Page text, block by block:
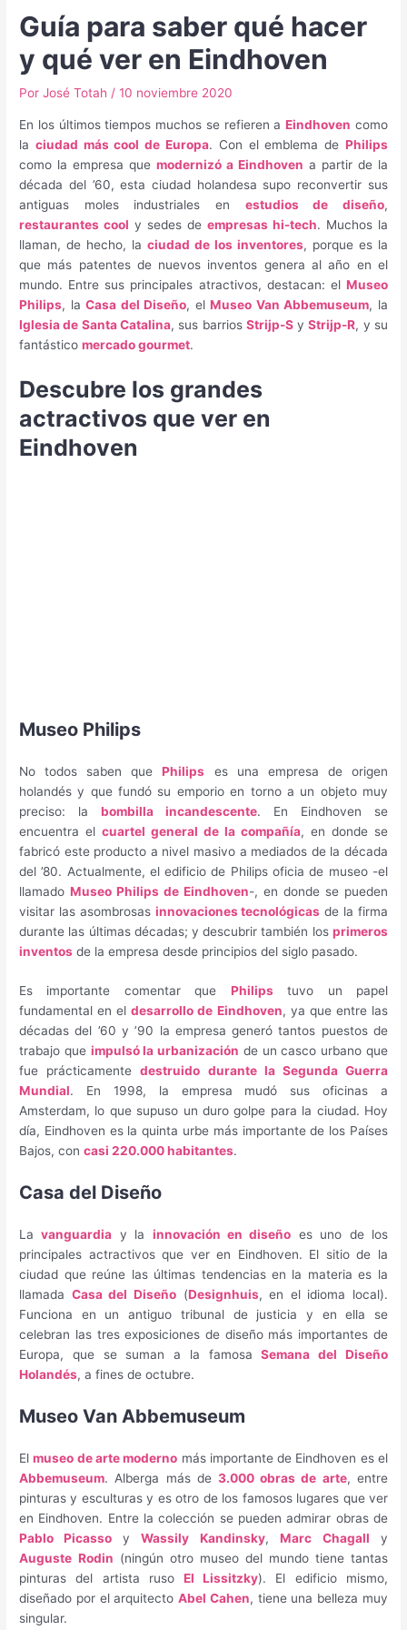
Guía para saber qué hacer
y qué ver en Eindhoven
PorJosé Totah/10 noviembre 2020
En los últimos tiempos muchos se refieren aEindhoven como
la ciudad más cool de Europa. Con el emblema de Philips
como la empresa quemodernizó a Eindhoven a partir de la
década del ’60, esta ciudad holandesa supo reconvertir sus
antiguas moles industriales en estudios de diseño,
restaurantes cool y sedes de empresas hi-tech. Muchos la
llaman, de hecho, laciudad de los inventores, porque es la
que más patentes de nuevos inventos genera al año en el
mundo. Entre sus principales atractivos, destacan: el Museo
Philips, laCasa del Diseño, elMuseo Van Abbemuseum, la
Iglesia de Santa Catalina, sus barrios Strijp-SyStrijp-R, y su
fantásticomercado gourmet.
Descubre los grandes
actractivos que ver en
Eindhoven
Museo Philips
No todos saben quePhilips es una empresa de origen
holandés y que fundó su emporio en torno a un objeto muy
preciso: labombilla incandescente. En Eindhoven se
encuentra elcuartel general de la compañía, en donde se
fabricó este producto a nivel masivo a mediados de la década
del ’80. Actualmente, el edificio de Philips oficia de museo -el
llamadoMuseo Philips de Eindhoven-, en donde se pueden
visitar las asombrosas innovaciones tecnológicas de la firma
durante las últimas décadas; y descubrir también los primeros
inventos de la empresa desde principios del siglo pasado.
Es importante comentar que Philipstuvo un papel
fundamental en eldesarrollo de Eindhoven, ya que entre las
décadas del ’60 y ’90 la empresa generó tantos puestos de
trabajo que impulsó la urbanización de un casco urbano que
fue prácticamentedestruido durante la Segunda Guerra
Mundial. En 1998, la empresa mudó sus oficinas a
Amsterdam, lo que supuso un duro golpe para la ciudad. Hoy
día, Eindhoven es la quinta urbe más importante de los Países
Bajos, concasi 220.000 habitantes.
Casa del Diseño
Lavanguardia y la innovación en diseño es uno de los
principales actractivos que ver en Eindhoven. El sitio de la
ciudad que reúne las últimas tendencias en la materia es la
llamada Casa del Diseño(Designhuis, en el idioma local).
Funciona en un antiguo tribunal de justicia y en ella se
celebran las tres exposiciones de diseño más importantes de
Europa, que se suman a la famosaSemana del Diseño
Holandés, a fines de octubre.
Museo Van Abbemuseum
Elmuseo de arte moderno más importante de Eindhoven es el
Abbemuseum. Alberga más de 3.000 obras de arte, entre
pinturas y esculturas y es otro de los famosos lugares que ver
en Eindhoven. Entre la colección se pueden admirar obras de
Pablo Picasso yWassily Kandinsky, Marc Chagall y
Auguste Rodin (ningún otro museo del mundo tiene tantas
pinturas del artista ruso El Lissitzky). El edificio mismo,
diseñado por el arquitectoAbel Cahen, tiene una belleza muy
singular.